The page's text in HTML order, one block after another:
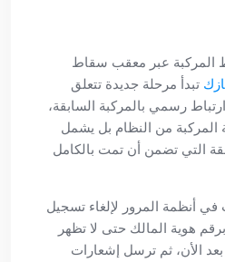
المركبة عبر معقب سقاط
تبدأ مرحلة جديدة تتعلق
رسمي بالمركبة السابقة،
المركبة من النظام بل يشمل
التي تضمن أن تمت بالكامل
في أنظمة المرور لإلغاء تسجيل
برقم هوية المالك حتى لا تظهر
الأن، ثم ترسل إشعارات